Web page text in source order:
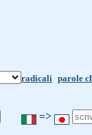
radicali parole
=>